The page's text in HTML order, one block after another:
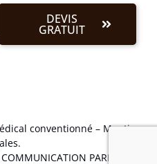
DEVIS
GRATUIT
conventionné – Mentions
.
PARIS